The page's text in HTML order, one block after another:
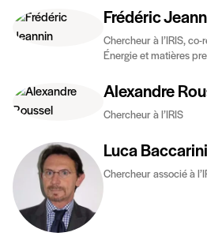
Frédéric
Chercheur à l’IRIS,
Énergie et matières
Alexandre
Chercheur à l’IRIS
Luca Baccarini
Chercheur associé à